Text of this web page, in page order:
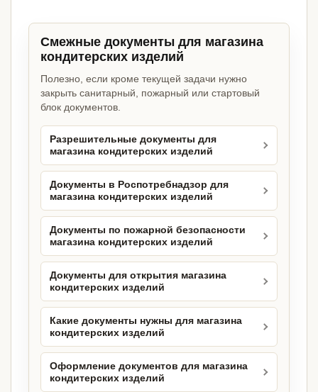
Смежные документы для магазина
кондитерских изделий
Полезно, если кроме текущей задачи нужно
закрыть санитарный, пожарный или стартовый
блок документов.
Разрешительные документы для
магазина кондитерских изделий
Документы в Роспотребнадзор для
магазина кондитерских изделий
Документы по пожарной безопасности
магазина кондитерских изделий
Документы для открытия магазина
кондитерских изделий
Какие документы нужны для магазина
кондитерских изделий
Оформление документов для магазина
кондитерских изделий